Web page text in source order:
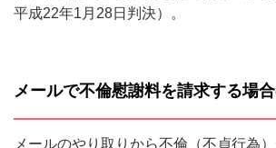
平成22年1月28日判決）。
メールで不倫慰謝料を請求する場
メールのやり取りから不倫（不貞行為